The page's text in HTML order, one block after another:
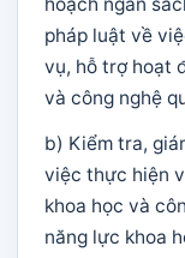
pháp luật về
vụ, hỗ trợ hoạt
và công nghệ
b) Kiểm tra,
việc thực hiện
khoa học và
năng lực khoa